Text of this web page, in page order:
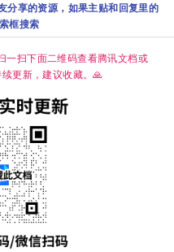
码臻彩
｜古装/权
谋】夸克
】【
分享的资源，如果主贴和回复里的
框搜索
一扫下面二维码查看腾讯文档或
更新，建议收藏。🙏